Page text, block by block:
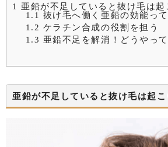
1
亜鉛が不足していると抜け毛は起
1.1 抜け毛へ働く亜鉛の効能って
1.2 ケラチン合成の役割を担う
1.3 亜鉛不足を解消！どうやっ
亜鉛が不足していると抜け毛は起こ